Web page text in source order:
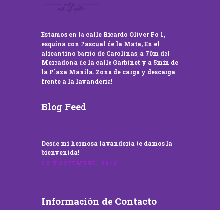
Estamos en la calle Ricardo Oliver Fo 1,
esquina con Pascual de la Mata, En el
alicantino barrio de Carolinas, a 70m del
Mercadona de la calle Garbinet y a 5min de
la Plaza Manila. Zona de carga y descarga
frente a la lavandería!
Blog Feed
Desde mi hermosa lavandería te damos la
bienvenida!
22 NOVIEMBRE, 2016
Información de Contacto